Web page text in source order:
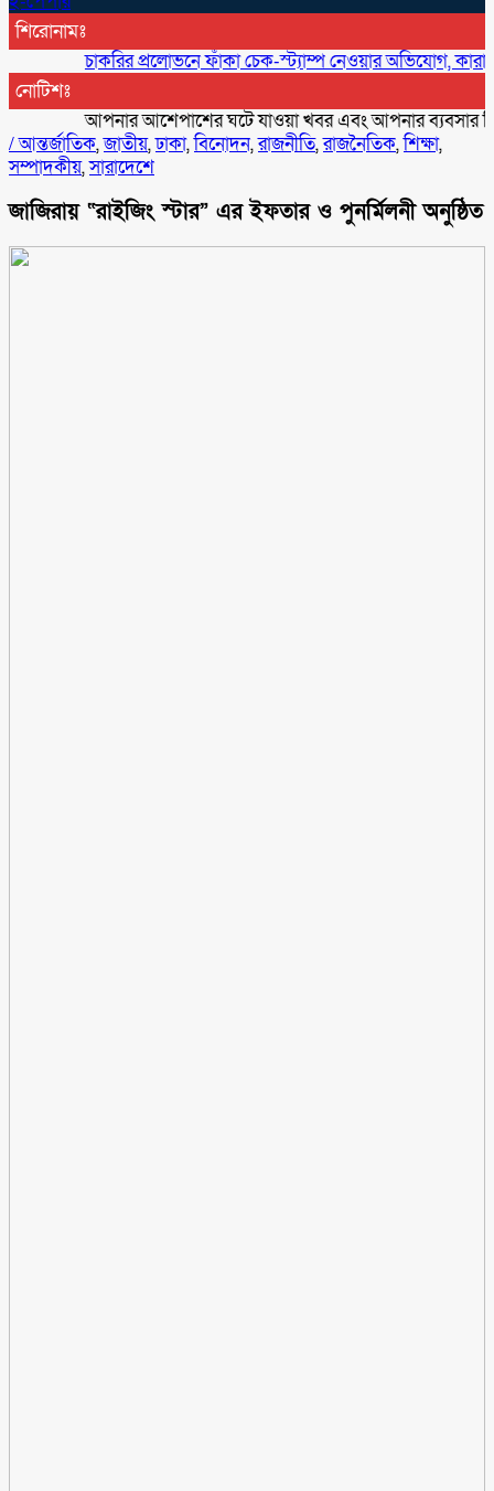
শিরোনামঃ
চাকরির প্রলোভনে ফাঁকা চেক-স্ট্যাম্প নেওয়ার অভিযোগ, কারারক্ষীর
নোটিশঃ
আপনার আশেপাশের ঘটে যাওয়া খবর এবং আপনার ব্যবসার
/আন্তর্জাতিক,জাতীয়,ঢাকা,বিনোদন,রাজনীতি,রাজনৈতিক,শিক্ষা,
সম্পাদকীয়,সারাদেশে
জাজিরায় “রাইজিং স্টার” এর ইফতার ও পুনর্মিলনী অনুষ্ঠিত